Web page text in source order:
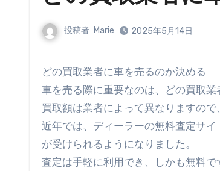
投稿者 Marie 2025年5月14日
どの買取業者に車を売るのか決める
車を売る際に重要なのは、どの買取業
買取額は業者によって異なりますの
近年では、ディーラーの無料査定サ
が受けられるようになりました。
査定は手軽に利用でき、しかも無料